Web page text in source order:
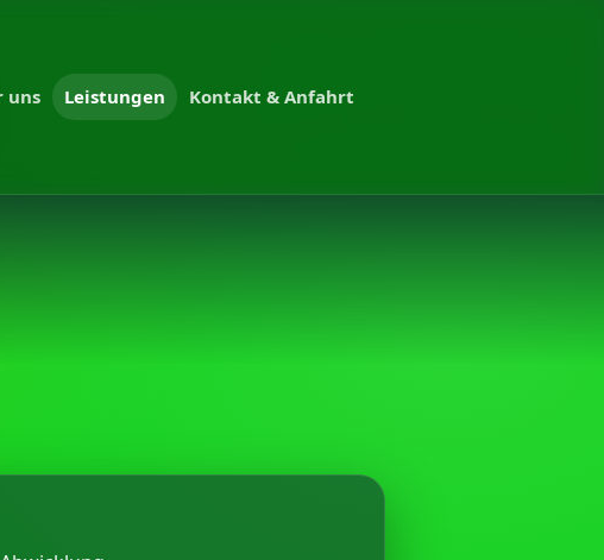
uns Leistungen Kontakt & Anfahrt